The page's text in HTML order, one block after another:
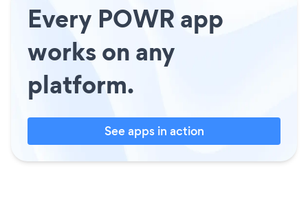
Every POWR app
works on any
platform.
See apps in action